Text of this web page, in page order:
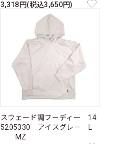
3,318円(税込3,650円)
スウェード調フーディー 14
5205330 アイスグレー L
MZ